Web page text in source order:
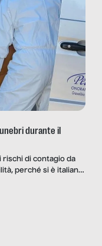
durante il
rischi di contagio da
perché si è italiani.
mentre da